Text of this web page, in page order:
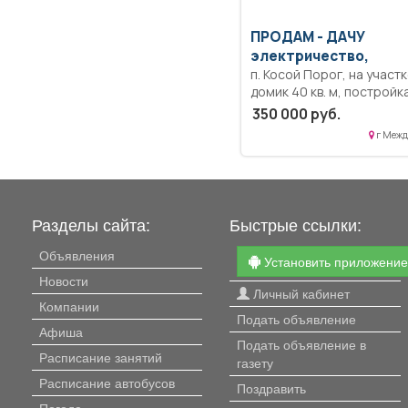
ПРОДАМ - ДАЧУ
электричество,
п. Косой Порог, на
домик 40 кв. м,
2003 г., беседка, свет
скважина, все в
350 000 руб.
г
Разделы сайта:
Объявления
Новости
Компании
Афиша
Расписание занятий
Расписание автобусов
Быстрые ссылки:
Установить приложение
Личный кабинет
Подать объявление
Подать объявление в
газету
Поздравить